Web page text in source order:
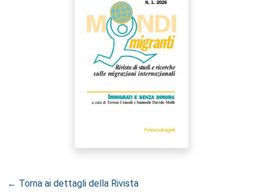
← Torna ai dettagli della Rivista